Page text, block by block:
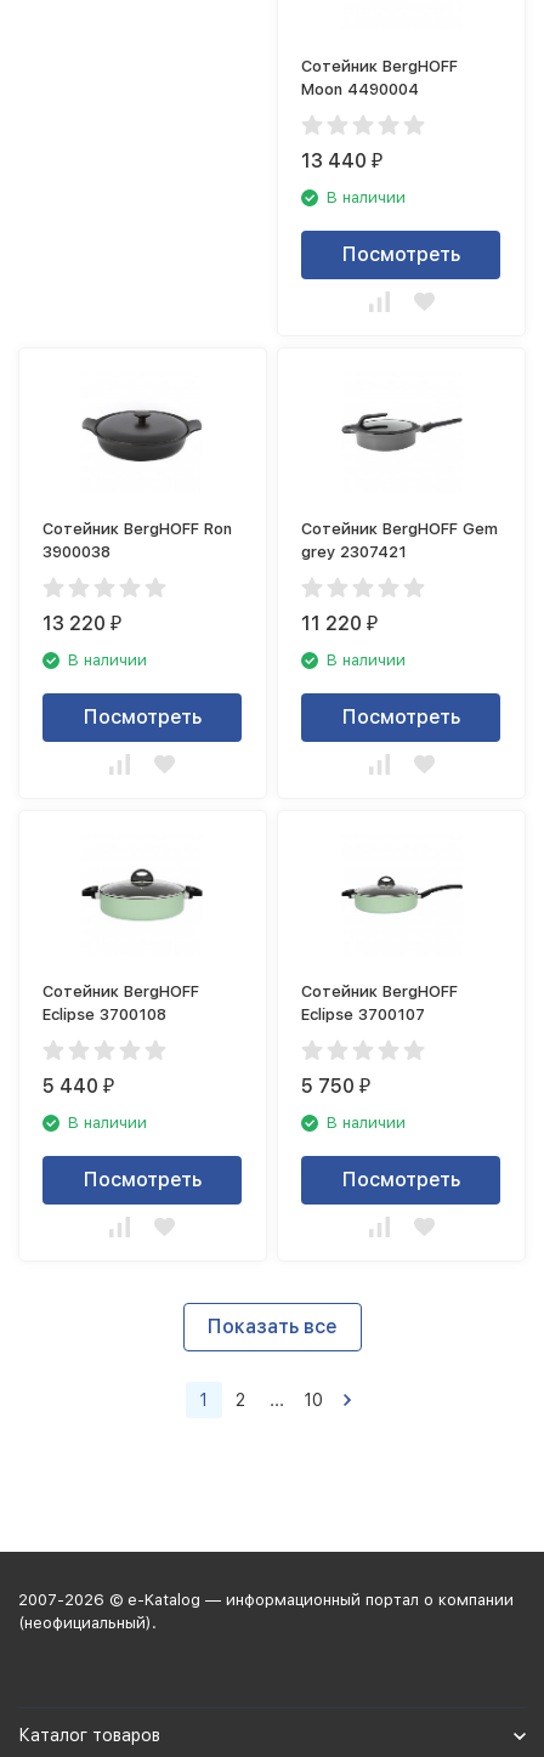
Сотейник BergHOFF
Moon 4490004
13 440₽
В наличии
Посмотреть
Сотейник BergHOFF Ron
3900038
13 220₽
В наличии
Посмотреть
Сотейник BergHOFF Gem
grey 2307421
11 220₽
В наличии
Посмотреть
Сотейник BergHOFF
Eclipse 3700108
5 440₽
В наличии
Посмотреть
Сотейник BergHOFF
Eclipse 3700107
5 750₽
В наличии
Посмотреть
Показать все
1 2 ... 10
2007-2026 © e-Katalog — информационный портал о компании
(неофициальный).
Каталог товаров